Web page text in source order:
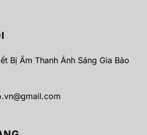
Bị Âm Thanh Ánh Sáng Gia Bảo